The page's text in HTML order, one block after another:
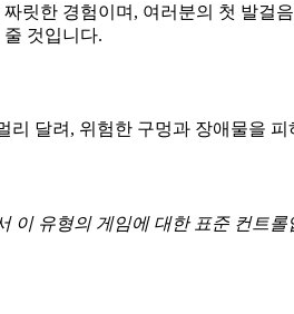
릿한 경험이며, 여러분의 첫 발
것입니다.
달려, 위험한 구멍과 장애물을
이 유형의 게임에 대한 표준 컨트